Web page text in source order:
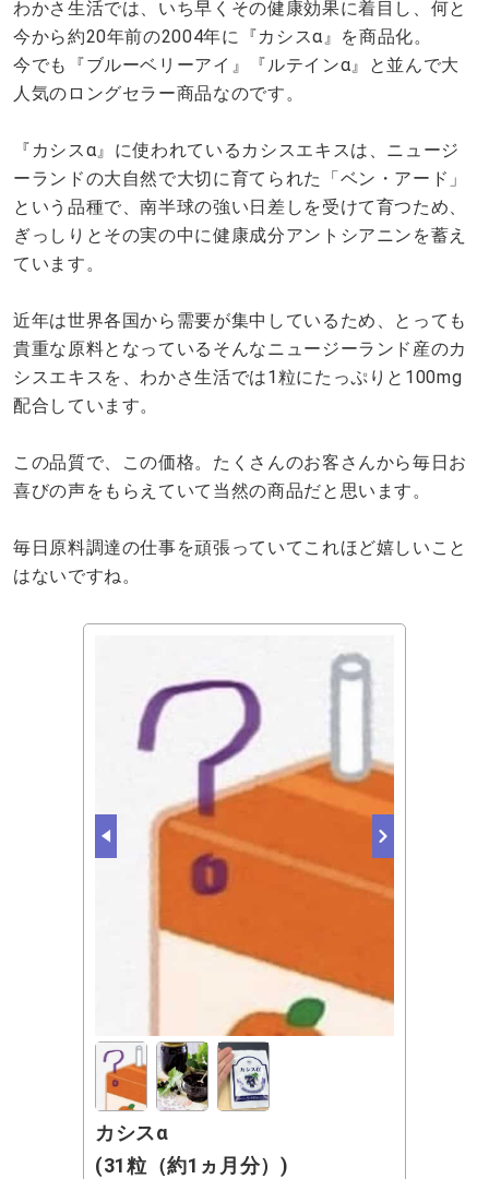
カシスα
(31粒（約1ヵ月分）)
わかさ生活では、いち早くその健康効果に着目し、何と
今から約20年前の2004年に『カシスα』を商品化。
今でも『ブルーベリーアイ』『ルテインα』と並んで大
人気のロングセラー商品なのです。
『カシスα』に使われているカシスエキスは、ニュージ
ーランドの大自然で大切に育てられた「ベン・アード」
という品種で、南半球の強い日差しを受けて育つため、
ぎっしりとその実の中に健康成分アントシアニンを蓄え
ています。
近年は世界各国から需要が集中しているため、とっても
貴重な原料となっているそんなニュージーランド産のカ
シスエキスを、わかさ生活では1粒にたっぷりと100mg
配合しています。
この品質で、この価格。たくさんのお客さんから毎日お
喜びの声をもらえていて当然の商品だと思います。
毎日原料調達の仕事を頑張っていてこれほど嬉しいこと
はないですね。